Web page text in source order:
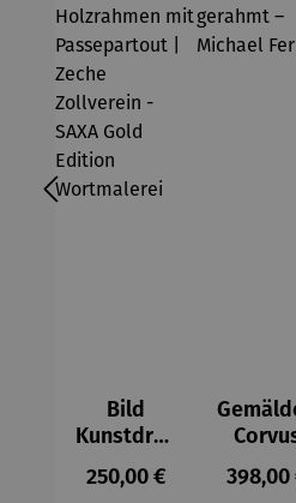
Bild
Kunstdruc
k im
Holzrahm
Regulärer Preis:
250,00 €
Libri,
398,00